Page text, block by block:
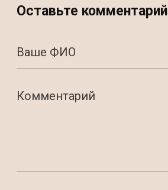
Оставьте комментарий